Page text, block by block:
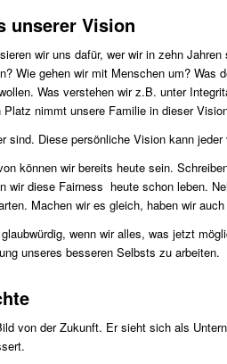
unserer Vision
wir uns dafür, wer wir in zehn
Wie gehen wir mit Menschen um? Was
Was verstehen wir z.B. unter
nimmt unsere Familie in dieser
sind. Diese persönliche Vision kann
können wir bereits heute sein.
wir diese Fairness heute schon leben.
Machen wir es gleich, haben wir
wenn wir alles, was jetzt
unseres besseren Selbsts zu arbeiten.
von der Zukunft. Er sieht sich als